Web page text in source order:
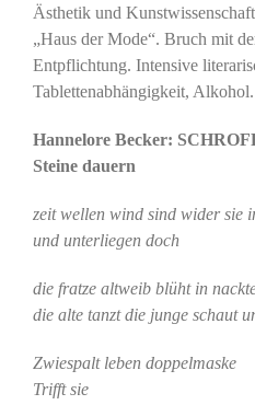
Ästhetik und
„Haus der Mode“. Bruch mit
Entpflichtung. Intensive
Tablettenabhängigkeit,
Hannelore Becker:
Steine dauern
zeit wellen wind sind wider sie
und unterliegen doch
die fratze altweib blüht in
die alte tanzt die junge schaut
Zwiespalt leben
Trifft sie